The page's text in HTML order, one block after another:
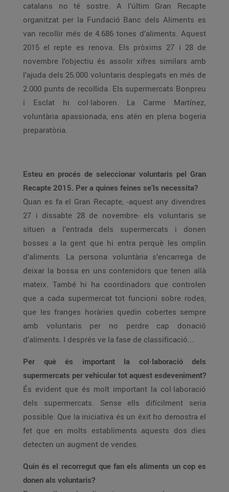
catalans no té sostre. A l’últim Gran Recapte
organitzat per la Fundació Banc dels Aliments es
van recollir més de 4.686 tones d’aliments. Aquest
2015 el repte es renova. Els pròxims 27 i 28 de
novembre l’objectiu és assolir xifres similars amb
l’ajuda dels 25.000 voluntaris desplegats en més de
2.000 punts de recollida. Els supermercats Bonpreu
i Esclat hi col·laboren. La Carme Martínez,
voluntària apassionada, ens atén en plena bogeria
preparatòria.
Esteu en procés de seleccionar voluntaris pel Gran
Recapte 2015. Per a quines feines se’ls necessita?
Quan es fa el Gran Recapte, -aquest any divendres
27 i dissabte 28 de novembre- els voluntaris se
situen a l’entrada dels supermercats i donen
bosses a la gent que hi entra perquè les omplin
d’aliments. La persona voluntària s’encarrega de
deixar la bossa en uns contenidors que tenen allà
mateix. També hi ha coordinadors que controlen
que a cada supermercat tot funcioni sobre rodes,
que les franges horàries quedin cobertes sempre
amb voluntaris per no perdre cap donació
d’aliments. I després ve la fase de classificació...
Per què és important la col·laboració dels
supermercats per vehicular tot aquest esdeveniment?
És evident que és molt important la col·laboració
dels supermercats. Sense ells difícilment seria
possible. Que la iniciativa és un èxit ho demostra el
fet que en molts establiments aquests dos dies
detecten un augment de vendes.
Quin és el recorregut que fan els aliments un cop es
donen als voluntaris?